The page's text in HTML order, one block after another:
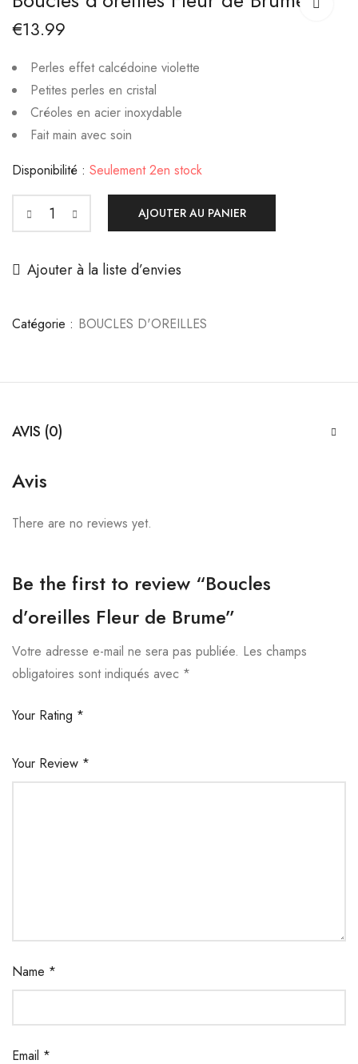
Éclat rose
d'Or
€13.99
Perles effet calcédoine violette
Petites perles en cristal
Créoles en acier inoxydable
Fait main avec soin
Disponibilité : Seulement 2en stock
AJOUTER AU PANIER
Ajouter à la liste d’envies
Catégorie : BOUCLES D'OREILLES
AVIS (0)
Avis
There are no reviews yet.
Be the first to review “Boucles
d’oreilles Fleur de Brume”
Votre adresse e-mail ne sera pas publiée. Les champs
obligatoires sont indiqués avec *
Your Rating *
Your Review *
Name *
Email *